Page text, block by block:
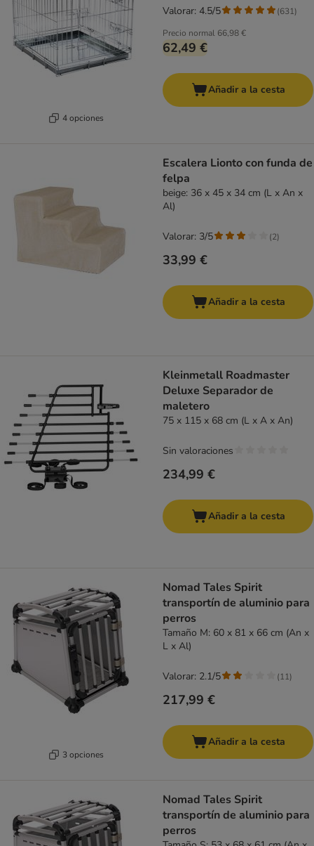
4 opciones
Precio normal 66,98 €
62,49 €
Valorar: 4.5/5 (631)
Añadir a la cesta
Escalera Lionto con funda de
felpa
beige: 36 x 45 x 34 cm (L x An x
Al)
33,99 €
Valorar: 3/5 (2)
Añadir a la cesta
Kleinmetall Roadmaster
Deluxe Separador de
maletero
75 x 115 x 68 cm (L x A x An)
234,99 €
Sin valoraciones
Añadir a la cesta
3 opciones
Nomad Tales Spirit
transportín de aluminio para
perros
Tamaño M: 60 x 81 x 66 cm (An x
L x Al)
217,99 €
Valorar: 2.1/5 (11)
Añadir a la cesta
Nomad Tales Spirit
transportín de aluminio para
perros